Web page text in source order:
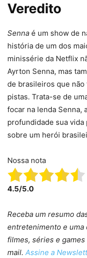
Veredito
Senna é um show de
história de um dos
minissérie da Netflix
Ayrton Senna, mas
de brasileiros que
pistas. Trata-se de
focar na lenda Senna,
profundidade sua
sobre um herói
Nossa nota
4.5/5.0
Receba um resumo
entretenimento e uma
filmes, séries e
mail. Assine a